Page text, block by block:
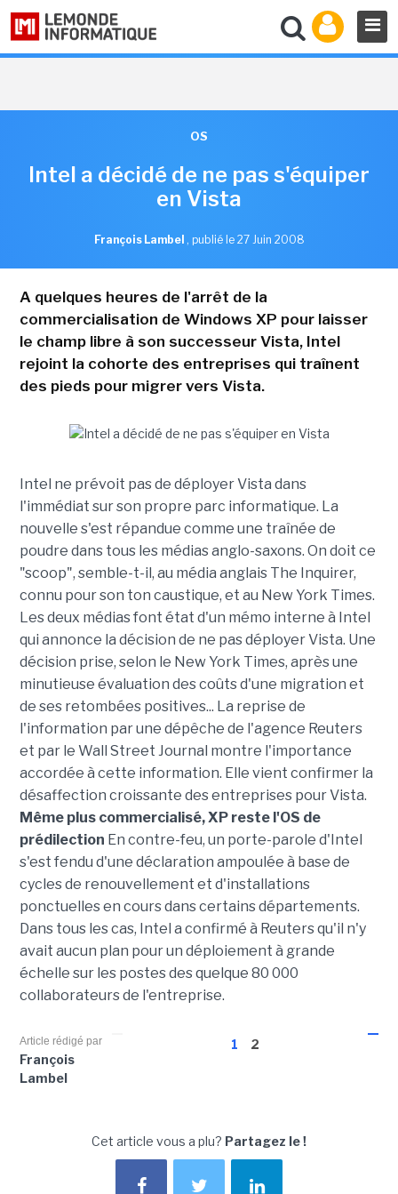
OS
Intel a décidé de ne pas s'équiper
en Vista
François Lambel , publié le 27 Juin 2008
A quelques heures de l'arrêt de la
commercialisation de Windows XP pour laisser
le champ libre à son successeur Vista, Intel
rejoint la cohorte des entreprises qui traînent
des pieds pour migrer vers Vista.
Intel ne prévoit pas de déployer Vista dans
l'immédiat sur son propre parc informatique. La
nouvelle s'est répandue comme une traînée de
poudre dans tous les médias anglo-saxons. On doit ce
"scoop", semble-t-il, au média anglais The Inquirer,
connu pour son ton caustique, et au New York Times.
Les deux médias font état d'un mémo interne à Intel
qui annonce la décision de ne pas déployer Vista. Une
décision prise, selon le New York Times, après une
minutieuse évaluation des coûts d'une migration et
de ses retombées positives... La reprise de
l'information par une dépêche de l'agence Reuters
et par le Wall Street Journal montre l'importance
accordée à cette information. Elle vient confirmer la
désaffection croissante des entreprises pour Vista.
Même plus commercialisé, XP reste l'OS de
prédilection En contre-feu, un porte-parole d'Intel
s'est fendu d'une déclaration ampoulée à base de
cycles de renouvellement et d'installations
ponctuelles en cours dans certains départements.
Dans tous les cas, Intel a confirmé à Reuters qu'il n'y
avait aucun plan pour un déploiement à grande
échelle sur les postes des quelque 80 000
collaborateurs de l'entreprise.
1 2
Article rédigé par
François
Lambel
Cet article vous a plu? Partagez le !